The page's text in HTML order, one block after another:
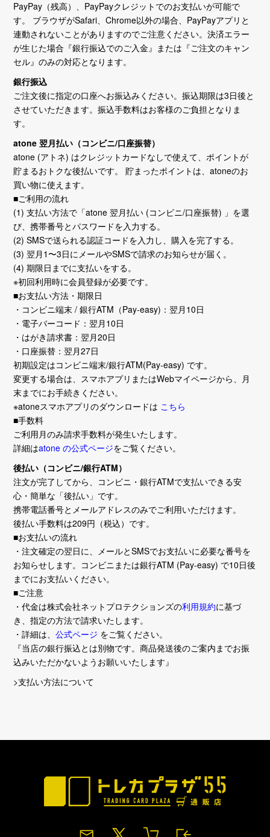
PayPay（残高）、PayPayクレジットでのお支払いが可能で
す。 ブラウザがSafari、Chrome以外の場合、PayPayアプリと
連動されないことがありますのでご注意ください。決済エラー
が生じた場合『銀行振込でのご入金』または『ご注文のキャン
セル』のみの対応となります。
銀行振込
ご注文後に指定の口座へお振込みください。振込期限は3日後と
させていただきます。振込手数料はお客様のご負担となりま
す。
atone 翌月払い（コンビニ/口座振替）
atone (アトネ) はクレジットカードなしで使えて、ポイントが
貯まるおトクな後払いです。 貯まったポイントは、atoneのお
買い物に使えます。
■ご利用の流れ
(1) 支払い方法で「atone 翌月払い (コンビニ/口座振替) 」を選
び、携帯番号とパスワードを入力する。
(2) SMSで送られる認証コードを入力し、購入を完了する。
(3) 翌月1〜3日にメールやSMSで請求のお知らせが届く。
(4) 期限日までに支払いをする。
※初回利用時に会員登録が必要です。
■お支払い方法・期限日
・コンビニ端末 / 銀行ATM（Pay-easy)：翌月10日
・電子バーコード：翌月10日
・はがき請求書：翌月20日
・口座振替：翌月27日
初期設定はコンビニ端末/銀行ATM(Pay-easy) です。
変更する場合は、スマホアプリまたはWebマイページから、月
末までにお手続きください。
※atoneスマホアプリのダウンロードは こちら
■手数料
ご利用月のみ請求手数料が発生いたします。
詳細はatone の公式ページをご覧ください。
後払い（コンビニ/銀行ATM）
注文が完了してから、コンビニ・銀行ATMで支払いできる安
心・簡単な「後払い」です。
携帯電話番号とメールアドレスのみでご利用いただけます。
後払い手数料は209円（税込）です。
■お支払いの流れ
・注文確定の翌日に、メールとSMSでお支払いに必要な番号を
お知らせします。コンビニまたは銀行ATM (Pay-easy) で10日後
までにお支払いください。
■ご注意
・代金は株式会社ネットプロテクションズの利用規約に基づ
き、指定の方法で請求いたします。
・詳細は、公式ページ をご覧ください。
『当店の銀行振込とは別物です。商品発送後のご案内までお振
込みいただかないようお願いいたします』
>支払い方法について